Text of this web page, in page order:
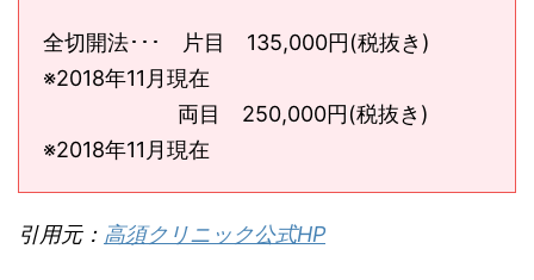
全切開法･･･ 片目 135,000円(税抜き)
※2018年11月現在
両目 250,000円(税抜き)
※2018年11月現在
引用元： 高須クリニック公式HP